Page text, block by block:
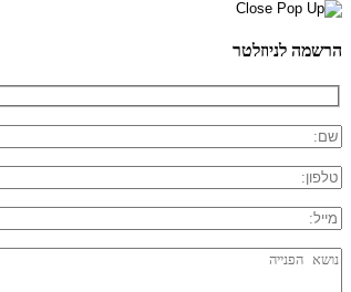
הרשמה לניוזלטר